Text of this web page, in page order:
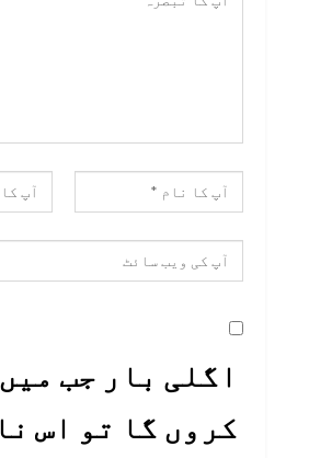
اگلی بار جب
کروں گا تو اس